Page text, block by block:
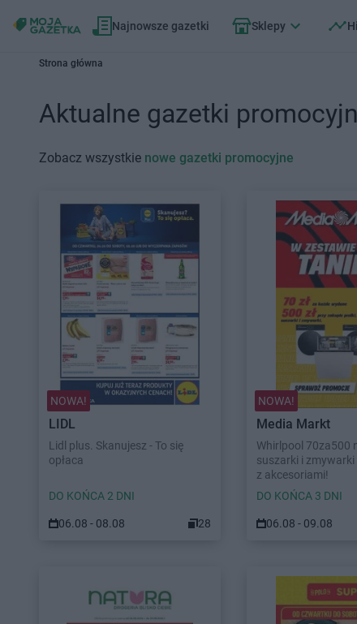
Najnowsze gazetki Sklepy
Strona główna
Aktualne gazetki
Zobacz wszystkie nowe gazetki promocyjne
NOWA!
LIDL
Lidl plus. Skanujesz - To się
opłaca
DO KOŃCA 2 DNI
06.08 - 08.08 28
NOWA!
Media Markt
Whirlpool 70za500
suszarki i
z akcesoriami!
DO KOŃCA 3 DNI
06.08 - 09.08